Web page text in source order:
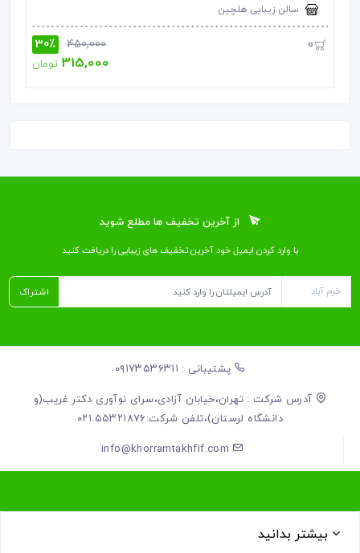
سالن زیبایی هلچین
0
450,000 30٪
315,000 تومان
از آخرین تخفیف ها مطلع شوید
با وارد کردن ایمیل خود آخرین تخفیف ‌های زیبایی را دریافت کنید
اشتراک
پشتیبانی : ۰۹۱۷۳۵۳۶۳۱۱
آدرس شرکت : تهران،خیابان آزادی،سرای نوآوری دکتر غریب(و
دانشگاه لرستان)،تلفن شرکت:۰۲۱.۵۵۳۲۱۸۷۶
info@khorramtakhfif.com
بیشتر بدانید